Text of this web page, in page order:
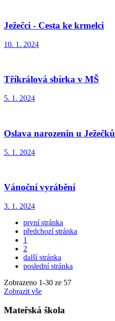
Ježečci - Cesta ke krmelci
10. 1. 2024
Tříkrálová sbírka v MŠ
5. 1. 2024
Oslava narozenin u Ježečků
5. 1. 2024
Vánoční vyrábění
3. 1. 2024
první stránka
předchozí stránka
1
2
další stránka
poslední stránka
Zobrazeno 1-30 ze 57
Zobrazit vše
Mateřská škola